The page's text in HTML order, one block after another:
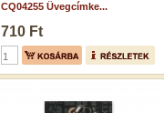
CQ04255 Üvegcímke...
710 Ft